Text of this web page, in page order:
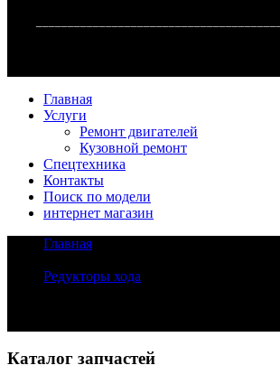
Главная
Услуги
Ремонт двигателей
Кузовной ремонт
Спецтехника
Контакты
Поиск по модели
интернет магазин
Главная
Редукторы хода
Каталог запчастей